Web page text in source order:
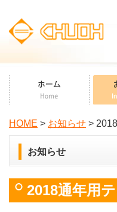
HOME > お知らせ >
お知らせ
2018通年用